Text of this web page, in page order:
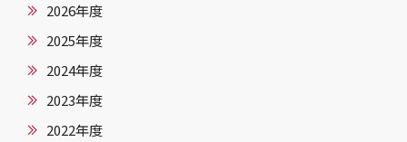
2026年度
2025年度
2024年度
2023年度
2022年度